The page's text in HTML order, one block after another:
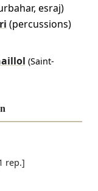
esraj)
(percussions)
(Saint-
rep.]